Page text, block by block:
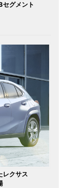
セグメント
レクサス